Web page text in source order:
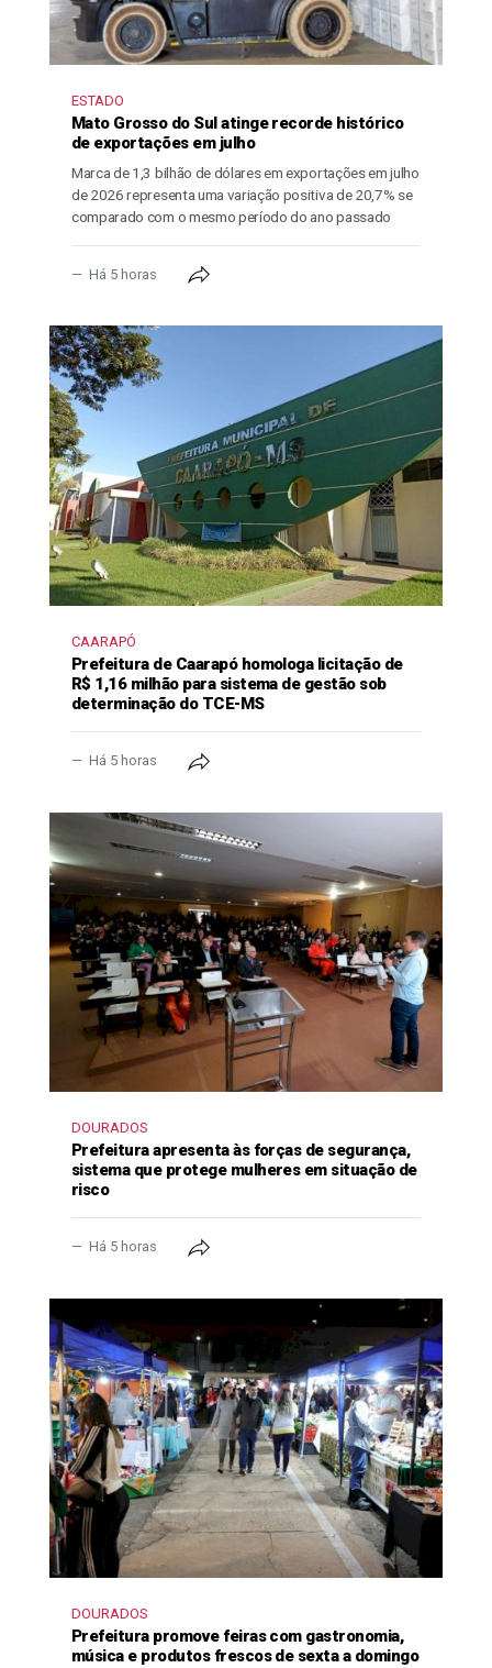
ESTADO
Mato Grosso do Sul atinge recorde histórico
de exportações em julho
Marca de 1,3 bilhão de dólares em exportações em julho
de 2026 representa uma variação positiva de 20,7% se
comparado com o mesmo período do ano passado
Há 5 horas
CAARAPÓ
Prefeitura de Caarapó homologa licitação de
R$ 1,16 milhão para sistema de gestão sob
determinação do TCE-MS
Há 5 horas
DOURADOS
Prefeitura apresenta às forças de segurança,
sistema que protege mulheres em situação de
risco
Há 5 horas
DOURADOS
Prefeitura promove feiras com gastronomia,
música e produtos frescos de sexta a domingo